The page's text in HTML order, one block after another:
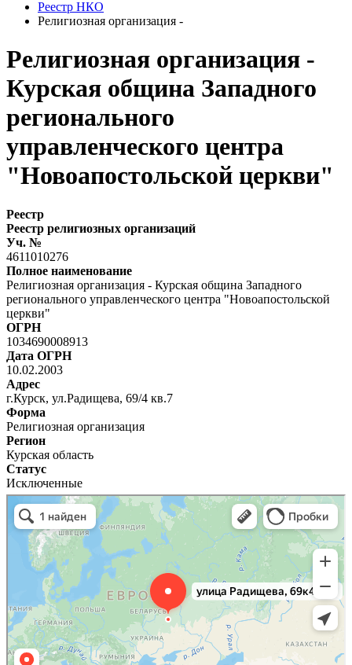
Реестр НКО
Религиозная организация -
Религиозная организация -
Курская община Западного
регионального
управленческого центра
"Новоапостольской церкви"
Реестр
Реестр религиозных организаций
Уч. №
4611010276
Полное наименование
Религиозная организация - Курская община Западного
регионального управленческого центра "Новоапостольской
церкви"
ОГРН
1034690008913
Дата ОГРН
10.02.2003
Адрес
г.Курск, ул.Радищева, 69/4 кв.7
Форма
Религиозная организация
Регион
Курская область
Статус
Исключенные